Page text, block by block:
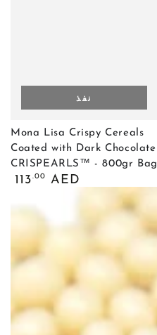
Mona Lisa Crispy Cereals
Coated with Dark Chocolate
CRISPEARLS™ - 800gr Bag
السعر
113.00 AED
نفذ